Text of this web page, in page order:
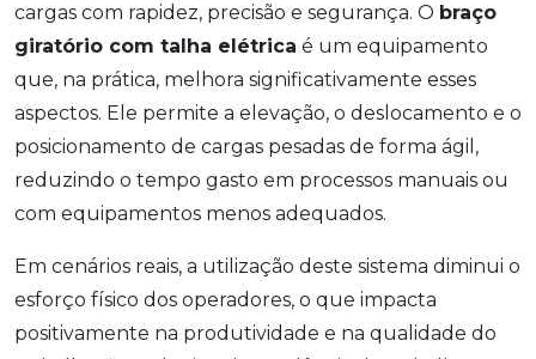
cargas com rapidez, precisão e segurança. O braço
giratório com talha elétrica é um equipamento
que, na prática, melhora significativamente esses
aspectos. Ele permite a elevação, o deslocamento e o
posicionamento de cargas pesadas de forma ágil,
reduzindo o tempo gasto em processos manuais ou
com equipamentos menos adequados.
Em cenários reais, a utilização deste sistema diminui o
esforço físico dos operadores, o que impacta
positivamente na produtividade e na qualidade do